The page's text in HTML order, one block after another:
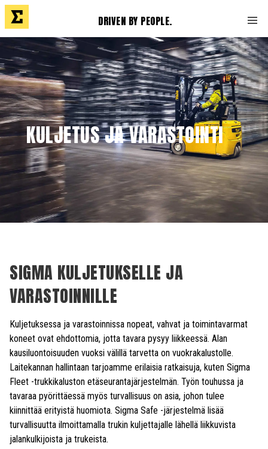
DRIVEN BY PEOPLE.
KULJETUS JA VARASTOINTI
SIGMA KULJETUKSELLE JA
VARASTOINNILLE
Kuljetuksessa ja varastoinnissa nopeat, vahvat ja toimintavarmat
koneet ovat ehdottomia, jotta tavara pysyy liikkeessä. Alan
kausiluontoisuuden vuoksi välillä tarvetta on vuokrakalustolle.
Laitekannan hallintaan tarjoamme erilaisia ratkaisuja, kuten Sigma
Fleet -trukkikaluston etäseurantajärjestelmän. Työn touhussa ja
tavaraa pyörittäessä myös turvallisuus on asia, johon tulee
kiinnittää erityistä huomiota. Sigma Safe -järjestelmä lisää
turvallisuutta ilmoittamalla trukin kuljettajalle lähellä liikkuvista
jalankulkijoista ja trukeista.